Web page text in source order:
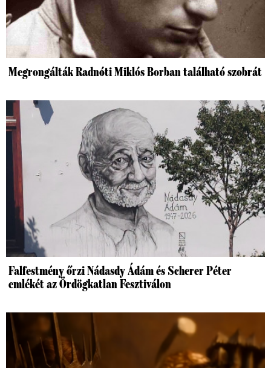
Megrongálták Radnóti Miklós Borban található szobrát
Falfestmény őrzi Nádasdy Ádám és Scherer Péter
emlékét az Ördögkatlan Fesztiválon